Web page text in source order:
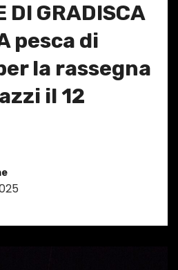
DI GRADISCA
pesca di
la rassegna
il 12